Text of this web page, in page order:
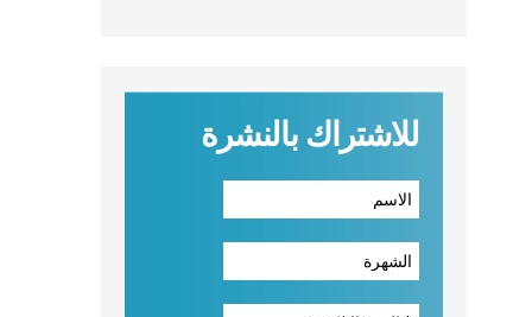
للاشتراك بالنشرة